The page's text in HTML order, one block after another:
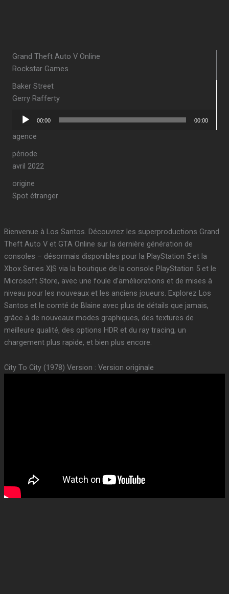
Grand Theft Auto V Online
Rockstar Games
Baker Street
Gerry Rafferty
Lecteur
00:00 00:00
agence
période
avril 2022
origine
Spot étranger
Bienvenue à Los Santos. Découvrez les superproductions Grand
Theft Auto V et GTA Online sur la dernière génération de
consoles – désormais disponibles pour la PlayStation 5 et la
Xbox Series X|S via la boutique de la console PlayStation 5 et le
Microsoft Store, avec une foule d’améliorations et de mises à
niveau pour les nouveaux et les anciens joueurs. Explorez Los
Santos et le comté de Blaine avec plus de détails que jamais,
grâce à de nouveaux modes graphiques, des textures de
meilleure qualité, des options HDR et du ray tracing, un
chargement plus rapide, et bien plus encore.
City To City (1978) Version : Version originale